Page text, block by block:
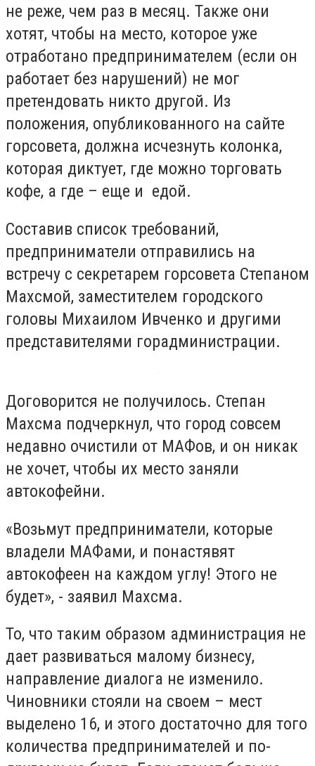
не реже, чем раз в месяц. Также они
хотят, чтобы на место, которое уже
отработано предпринимателем (если он
работает без нарушений) не мог
претендовать никто другой. Из
положения, опубликованного на сайте
горсовета, должна исчезнуть колонка,
которая диктует, где можно торговать
кофе, а где – еще и едой.
Составив список требований,
предприниматели отправились на
встречу с секретарем горсовета Степаном
Махсмой, заместителем городского
головы Михаилом Ивченко и другими
представителями горадминистрации.
Договорится не получилось. Степан
Махсма подчеркнул, что город совсем
недавно очистили от МАФов, и он никак
не хочет, чтобы их место заняли
автокофейни.
«Возьмут предприниматели, которые
владели МАФами, и понастявят
автокофеен на каждом углу! Этого не
будет», - заявил Махсма.
То, что таким образом администрация не
дает развиваться малому бизнесу,
направление диалога не изменило.
Чиновники стояли на своем – мест
выделено 16, и этого достаточно для того
количества предпринимателей и по-